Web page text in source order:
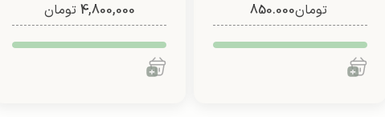
فانتزی (یک نفره/ دو نفره)
تومان850.000
1)
4,800,000 تومان